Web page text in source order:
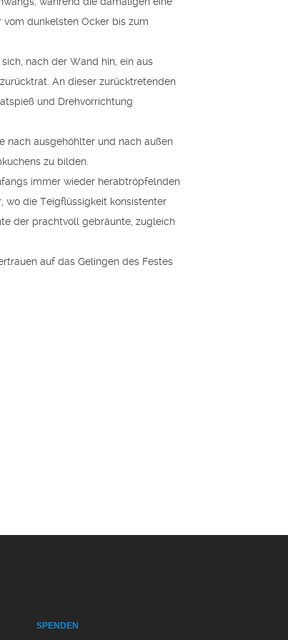
Lautstärke
dunkelsten Ocker bis zum
nach der Wand hin, ein aus
An dieser zurücktretenden
und Drehvorrichtung
nach ausgehöhlter und nach außen
zu bilden.
immer wieder herabtröpfelnden
wo die Teigflüssigkeit konsistenter
der prachtvoll gebräunte, zugleich
auf das Gelingen des Festes
SPENDEN